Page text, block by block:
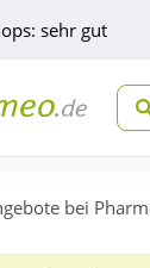
sehr gut
bei